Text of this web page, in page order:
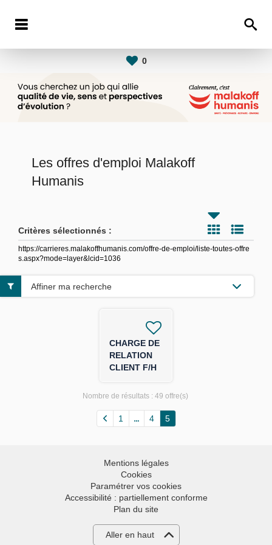
0
Les offres d'emploi Malakoff
Humanis
Critères sélectionnés :
https://carrieres.malakoffhumanis.com/offre-de-emploi/liste-toutes-offre
s.aspx?mode=layer&lcid=1036
CHARGE DE
RELATION
CLIENT F/H
Affiner ma recherche
Nombre de résultats : 49 offre(s)
1 4 5
Mentions légales
Cookies
Paramétrer vos cookies
Accessibilité : partiellement conforme
Plan du site
Aller en haut